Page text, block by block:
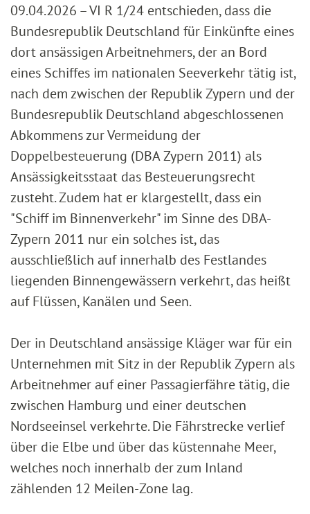
09.04.2026 – VI R 1/24 entschieden, dass die
Bundesrepublik Deutschland für Einkünfte eines
dort ansässigen Arbeitnehmers, der an Bord
eines Schiffes im nationalen Seeverkehr tätig ist,
nach dem zwischen der Republik Zypern und der
Bundesrepublik Deutschland abgeschlossenen
Abkommens zur Vermeidung der
Doppelbesteuerung (DBA Zypern 2011) als
Ansässigkeitsstaat das Besteuerungsrecht
zusteht. Zudem hat er klargestellt, dass ein
"Schiff im Binnenverkehr" im Sinne des DBA-
Zypern 2011 nur ein solches ist, das
ausschließlich auf innerhalb des Festlandes
liegenden Binnengewässern verkehrt, das heißt
auf Flüssen, Kanälen und Seen.
Der in Deutschland ansässige Kläger war für ein
Unternehmen mit Sitz in der Republik Zypern als
Arbeitnehmer auf einer Passagierfähre tätig, die
zwischen Hamburg und einer deutschen
Nordseeinsel verkehrte. Die Fährstrecke verlief
über die Elbe und über das küstennahe Meer,
welches noch innerhalb der zum Inland
zählenden 12 Meilen-Zone lag.